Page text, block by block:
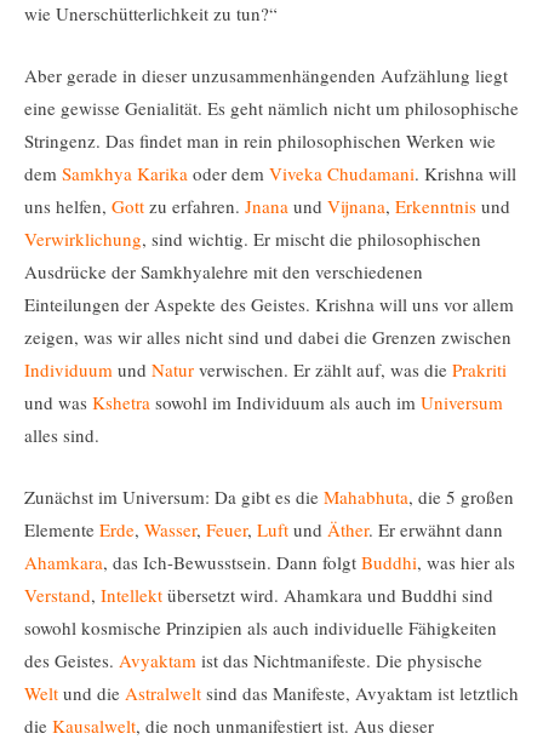
wie Unerschütterlichkeit zu tun?“
Aber gerade in dieser unzusammenhängenden Aufzählung liegt
eine gewisse Genialität. Es geht nämlich nicht um philosophische
Stringenz. Das findet man in rein philosophischen Werken wie
dem Samkhya Karika oder dem Viveka Chudamani. Krishna will
uns helfen, Gott zu erfahren. Jnana und Vijnana, Erkenntnis und
Verwirklichung, sind wichtig. Er mischt die philosophischen
Ausdrücke der Samkhyalehre mit den verschiedenen
Einteilungen der Aspekte des Geistes. Krishna will uns vor allem
zeigen, was wir alles nicht sind und dabei die Grenzen zwischen
Individuum und Natur verwischen. Er zählt auf, was die Prakriti
und was Kshetra sowohl im Individuum als auch im Universum
alles sind.
Zunächst im Universum: Da gibt es die Mahabhuta, die 5 großen
Elemente Erde, Wasser, Feuer, Luft und Äther. Er erwähnt dann
Ahamkara, das Ich-Bewusstsein. Dann folgt Buddhi, was hier als
Verstand, Intellekt übersetzt wird. Ahamkara und Buddhi sind
sowohl kosmische Prinzipien als auch individuelle Fähigkeiten
des Geistes. Avyaktam ist das Nichtmanifeste. Die physische
Welt und die Astralwelt sind das Manifeste, Avyaktam ist letztlich
die Kausalwelt, die noch unmanifestiert ist. Aus dieser